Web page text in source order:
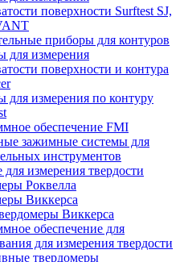
поверхности Surftest SJ,
приборы для контуров
для измерения
поверхности и контура
для измерения по контуру
обеспечение FMI
зажимные системы для
инструментов
измерения твердости
Роквелла
Виккерса
Виккерса
обеспечение для
для измерения твердости
твердомеры